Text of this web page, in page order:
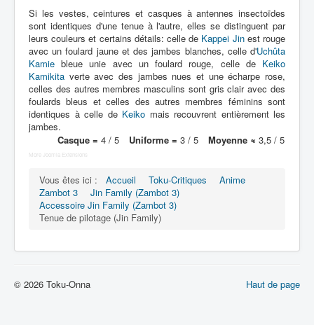
Lexique
Muteki chôjin Zambot 3 (無敵 超人
ザンボット 3) = Surhomme
invincible Zambot 3
Série
Personnages
Véhicules
Robots
Objets
Lieux
Si les vestes, ceintures et casques à antennes insectoïdes
sont identiques d'une tenue à l'autre, elles se distinguent par
leurs couleurs et certains détails: celle de Kappei Jinest rouge
avec un foulard jaune et des jambes blanches, celle d'Uchûta
Kamie bleue unie avec un foulard rouge, celle de Keiko
Kamikita verte avec des jambes nues et une écharpe rose,
celles des autres membres masculins sont gris clair avec des
foulards bleus et celles des autres membres féminins sont
identiques à celle de Keiko mais recouvrent entièrement les
jambes.
Casque = 4 / 5 Uniforme = 3 / 5 Moyenne ≈ 3,5 / 5
More Joomla Extensions
Vous êtes ici : Accueil Toku-Critiques
Anime
Zambot 3
Jin Family (Zambot 3)
Accessoire Jin Family (Zambot 3)
Tenue de pilotage (Jin Family)
Haut de page
© 2026 Toku-Onna